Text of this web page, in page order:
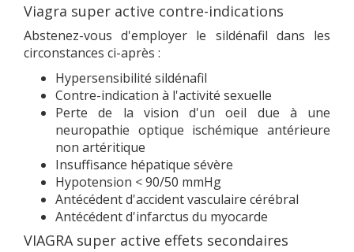
Viagra super active contre-indications
Abstenez-vous d'employer le sildénafil dans les
circonstances ci-après :
Hypersensibilité sildénafil
Contre-indication à l'activité sexuelle
Perte de la vision d'un oeil due à une
neuropathie optique ischémique antérieure
non artéritique
Insuffisance hépatique sévère
Hypotension < 90/50 mmHg
Antécédent d'accident vasculaire cérébral
Antécédent d'infarctus du myocarde
VIAGRA super active effets secondaires